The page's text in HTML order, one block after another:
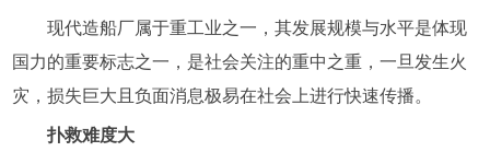
现代造船厂属于重工业之一，其发展规模与水平是体现
国力的重要标志之一，是社会关注的重中之重，一旦发生火
灾，损失巨大且负面消息极易在社会上进行快速传播。
扑救难度大